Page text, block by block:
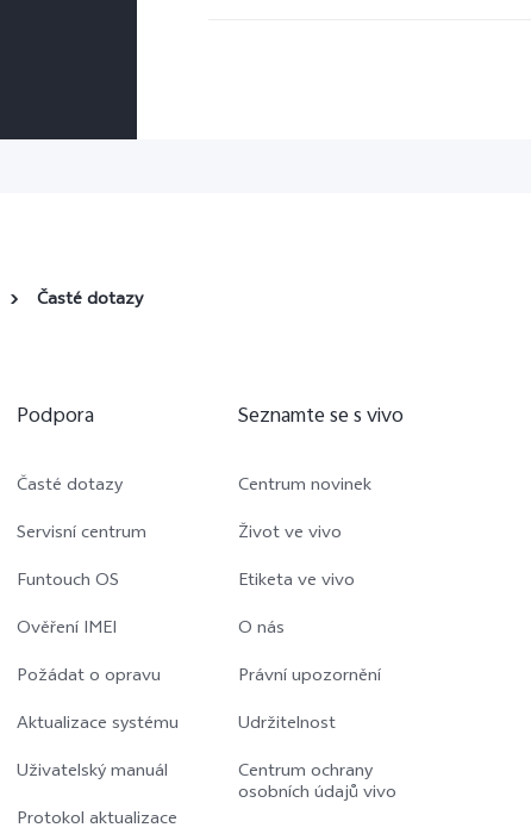
Časté dotazy
Podpora
Časté dotazy
Servisní centrum
Funtouch OS
Ověření IMEI
Požádat o opravu
Aktualizace systému
Uživatelský manuál
Protokol aktualizace
Seznamte se s vivo
Centrum novinek
Život ve vivo
Etiketa ve vivo
O nás
Právní upozornění
Udržitelnost
Centrum ochrany
osobních údajů vivo